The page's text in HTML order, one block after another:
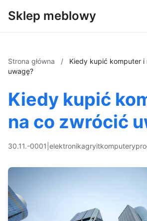
Sklep meblowy
Strona główna /
Kiedy kupić komputer i
uwagę?
Kiedy kupić
na co zwrócić
30.11.-0001 elektronikagryitkomputery